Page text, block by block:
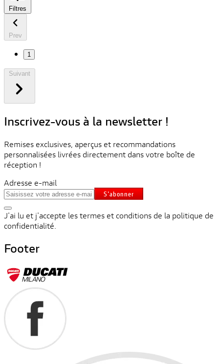
Filtres
Prev
1
Inscrivez-vous à la newsletter !
Remises exclusives, aperçus et recommandations
personnalisées livrées directement dans votre boîte de
réception !
Adresse e-mail
S'abonner
J'ai lu et j'accepte les termes et conditions de la politique de
confidentialité.
Footer